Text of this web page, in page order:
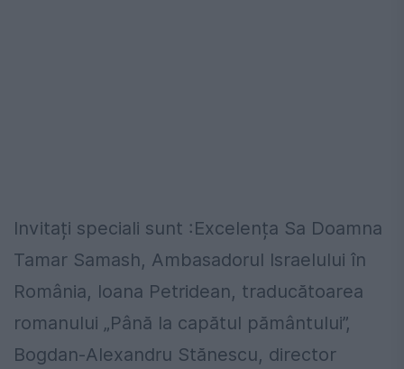
Invitați speciali sunt :Excelența Sa Doamna
Tamar Samash, Ambasadorul Israelului în
România, Ioana Petridean, traducătoarea
romanului „Până la capătul pământului”,
Bogdan-Alexandru Stănescu, director